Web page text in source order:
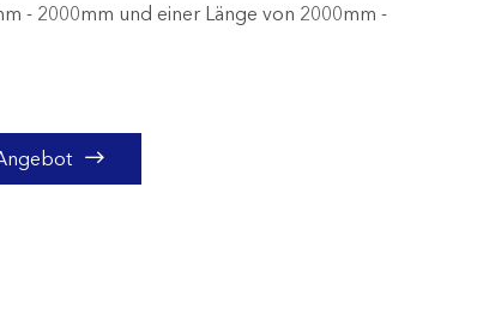
- 2000mm und einer Länge von 2000mm -
